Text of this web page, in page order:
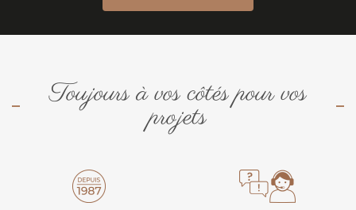
Toujours à vos côtés pour vos
projets